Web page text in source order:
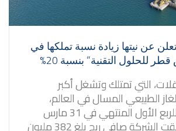
عن نيتها زيادة نسبة تملكها في
للحلول التقنية” بنسبة 20%
التي تمتلك وتشغل أكبر
الطبيعي المسال في العالم،
نتائجها المالية للربع الأول المنتهي في 31 مارس
2022، حيث حققت الشركة صافي ربح بلغ 382 مليون